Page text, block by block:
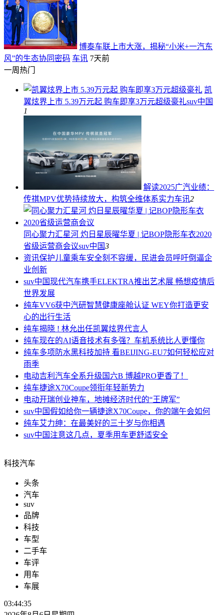
博泰车联上市大涨，揭秘“小米+一汽东
风”的生态协同密码 车讯 7天前
一周热门
凯
翼炫界上市 5.39万元起 购车即享3万元超级豪礼suv中国
1
解读2025广汽业绩：
传祺MPV优势持续放大，构筑全维体系实力车讯2
同心聚力汇星河 灼日星辰曜华夏 | 记BOP隐形车衣2020
省级运营商会议suv中国3
资讯保护儿童乘车安全刻不容缓，民进会员呼吁倒逼企
业创新
suv中国现代汽车携手ELEKTRA推出艺术展 畅想疫情后
世界发展
纯车VV6获中汽研智慧健康座舱认证 WEY你打造更安
心的出行生活
纯车揭晓 ! 林允出任凯翼炫界代言人
纯车现在的AI语音技术有多强？车机系统比人更懂你
纯车多项防水黑科技加持 看BEIJING-EU7如何轻松应对
雨季
电动吉利汽车全系升级国六B 博越PRO更香了！
纯车捷途X70Coupe领衔年轻新势力
电动开瑞创业神车，地摊经济时代的“王牌军”
suv中国假如给你一辆捷途X70Coupe，你的端午会如何
纯车艾力绅：在最美好的三十岁与你相遇
suv中国注意这几点，夏季用车更舒适安全
科技汽车
头条
汽车
suv
品牌
科技
车型
二手车
车评
用车
车展
03:44:36